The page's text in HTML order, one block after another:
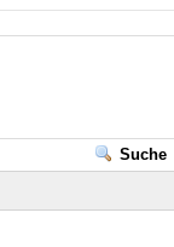
Suche